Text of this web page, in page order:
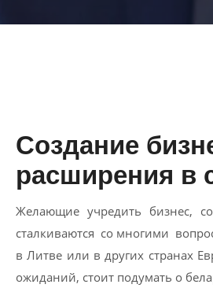
Создание
расширения в
Желающие учредить бизнес,
сталкиваются со многими
в Литве или в других странах
ожиданий, стоит подумать о